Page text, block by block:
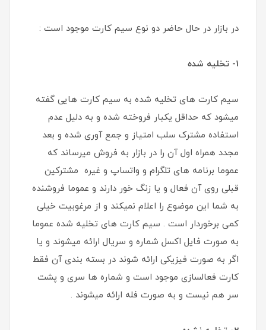
در بازار در حال حاضر دو نوع سیم کارت موجود است :
1- تخلیه شده
سیم کارت های تخلیه شده به سیم کارت هایی گفته
میشود که حداقل یکبار فروخته شده و به دلیل عدم
استفاده مشترک سلب امتیاز و جمع آوری شده و بعد
مجدد همراه اول آن را در بازار به فروش میرساند که
عموما برنامه های تلگرام و واتساپ و غیره مشترکین
قبلی روی آن فعال و یا زنگ خور دارند و عموما فروشنده
به شما این موضوع را اعلام نمیکند و از مرغوبیت خیلی
کمی برخوردار است . سیم کارت های تخلیه شده عموما
به صورت فایل اکسل شماره و سریال ارائه میشوند و یا
اگر به صورت فیزیکی ارائه شوند در بسته بندی آن فقط
کارت فعالسازی موجود است و شماره ها سری و پشت
سر هم نیست و به صورت فله ارائه میشوند .